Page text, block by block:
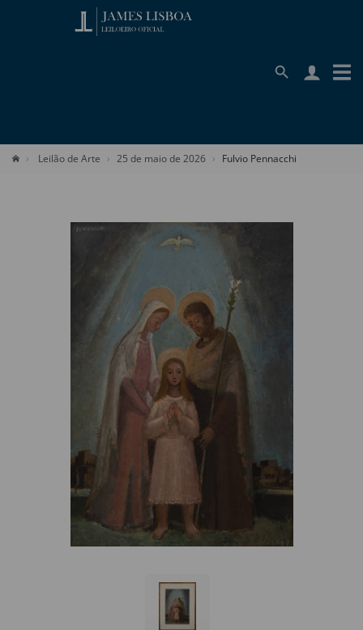
Leilão de Arte 25 de maio de 2026 Fulvio Pennacchi